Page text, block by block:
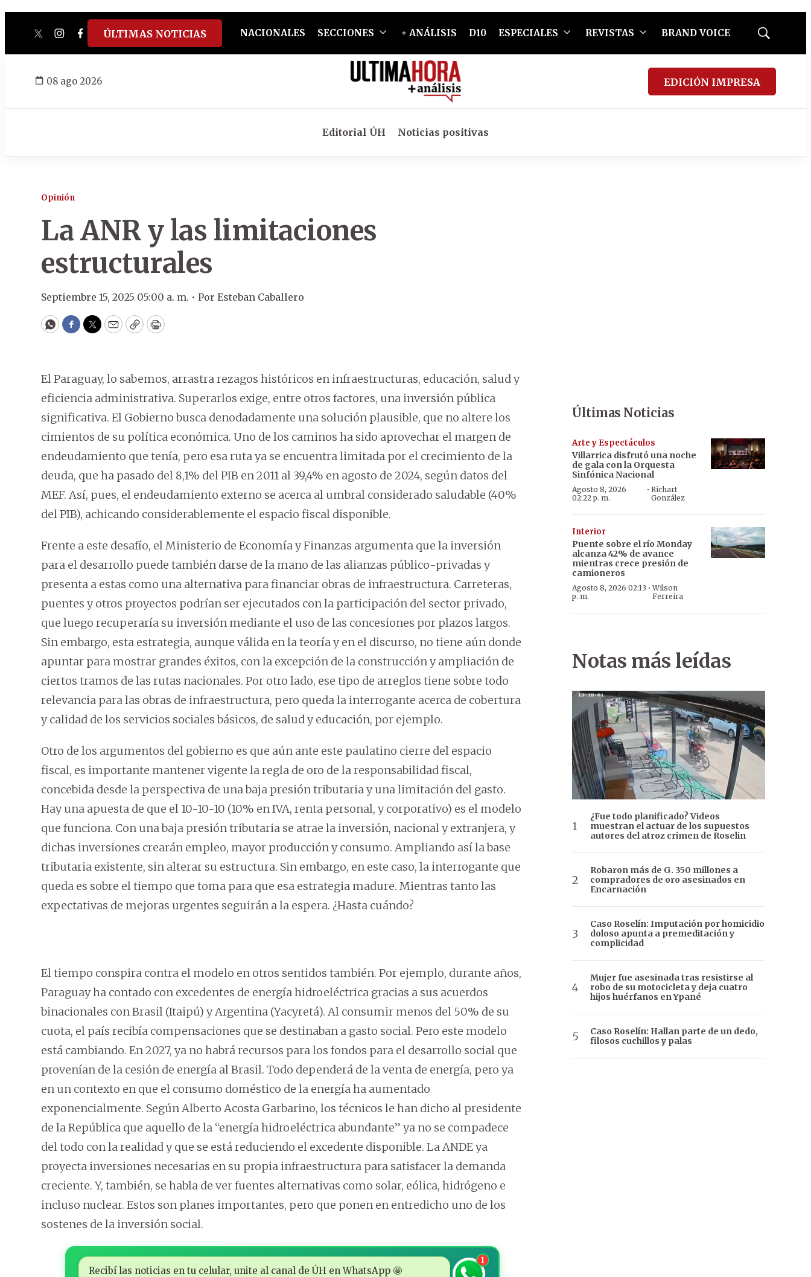
twitterinstagram
facebook
tiktokyoutube
spotify
ÚLTIMAS NOTICIAS NACIONALES SECCIONES + ANÁLISIS D10 ESPECIALES REVISTAS BRAND VOICE
Mostrar
08 ago 2026 EDICIÓN IMPRESA
Editorial ÚH Noticias positivas
Opinión
La ANR y las limitaciones
estructurales
Septiembre 15, 2025 05:00 a. m. • Por Esteban Caballero
WhatsApp
Facebook
Twitter
EmailCopyPrint
El Paraguay, lo sabemos, arrastra rezagos históricos en infraestructuras, educación, salud y
eficiencia administrativa. Superarlos exige, entre otros factores, una inversión pública
significativa. El Gobierno busca denodadamente una solución plausible, que no altere los
cimientos de su política económica. Uno de los caminos ha sido aprovechar el margen de
endeudamiento que tenía, pero esa ruta ya se encuentra limitada por el crecimiento de la
deuda, que ha pasado del 8,1% del PIB en 2011 al 39,4% en agosto de 2024, según datos del
MEF. Así, pues, el endeudamiento externo se acerca al umbral considerado saludable (40%
del PIB), achicando considerablemente el espacio fiscal disponible.
Frente a este desafío, el Ministerio de Economía y Finanzas argumenta que la inversión
para el desarrollo puede también darse de la mano de las alianzas público-privadas y
presenta a estas como una alternativa para financiar obras de infraestructura. Carreteras,
puentes y otros proyectos podrían ser ejecutados con la participación del sector privado,
que luego recuperaría su inversión mediante el uso de las concesiones por plazos largos.
Sin embargo, esta estrategia, aunque válida en la teoría y en el discurso, no tiene aún donde
apuntar para mostrar grandes éxitos, con la excepción de la construcción y ampliación de
ciertos tramos de las rutas nacionales. Por otro lado, ese tipo de arreglos tiene sobre todo
relevancia para las obras de infraestructura, pero queda la interrogante acerca de cobertura
y calidad de los servicios sociales básicos, de salud y educación, por ejemplo.
Otro de los argumentos del gobierno es que aún ante este paulatino cierre del espacio
fiscal, es importante mantener vigente la regla de oro de la responsabilidad fiscal,
concebida desde la perspectiva de una baja presión tributaria y una limitación del gasto.
Hay una apuesta de que el 10-10-10 (10% en IVA, renta personal, y corporativo) es el modelo
que funciona. Con una baja presión tributaria se atrae la inversión, nacional y extranjera, y
dichas inversiones crearán empleo, mayor producción y consumo. Ampliando así la base
tributaria existente, sin alterar su estructura. Sin embargo, en este caso, la interrogante que
queda es sobre el tiempo que toma para que esa estrategia madure. Mientras tanto las
expectativas de mejoras urgentes seguirán a la espera. ¿Hasta cuándo?
El tiempo conspira contra el modelo en otros sentidos también. Por ejemplo, durante años,
Paraguay ha contado con excedentes de energía hidroeléctrica gracias a sus acuerdos
binacionales con Brasil (Itaipú) y Argentina (Yacyretá). Al consumir menos del 50% de su
cuota, el país recibía compensaciones que se destinaban a gasto social. Pero este modelo
está cambiando. En 2027, ya no habrá recursos para los fondos para el desarrollo social que
provenían de la cesión de energía al Brasil. Todo dependerá de la venta de energía, pero ya
en un contexto en que el consumo doméstico de la energía ha aumentado
exponencialmente. Según Alberto Acosta Garbarino, los técnicos le han dicho al presidente
de la República que aquello de la “energía hidroeléctrica abundante” ya no se compadece
del todo con la realidad y que se está reduciendo el excedente disponible. La ANDE ya
proyecta inversiones necesarias en su propia infraestructura para satisfacer la demanda
creciente. Y, también, se habla de ver fuentes alternativas como solar, eólica, hidrógeno e
incluso nuclear. Estos son planes importantes, pero que ponen en entredicho uno de los
sostenes de la inversión social.
Recibí las noticias en tu celular, unite al canal de ÚH en WhatsApp 🤩
1
Últimas Noticias
Arte y Espectáculos
Villarrica disfrutó una noche
de gala con la Orquesta
Sinfónica Nacional
Agosto 8, 2026
02:22 p. m.
· Richart
González
Interior
Puente sobre el río Monday
alcanza 42% de avance
mientras crece presión de
camioneros
Agosto 8, 2026 02:13
p. m.
·Wilson
Ferreira
Notas más leídas
¿Fue todo planificado? Videos
muestran el actuar de los supuestos
autores del atroz crimen de Roselin
Robaron más de G. 350 millones a
compradores de oro asesinados en
Encarnación
Caso Roselín: Imputación por homicidio
doloso apunta a premeditación y
complicidad
Mujer fue asesinada tras resistirse al
robo de su motocicleta y deja cuatro
hijos huérfanos en Ypané
Caso Roselín: Hallan parte de un dedo,
filosos cuchillos y palas